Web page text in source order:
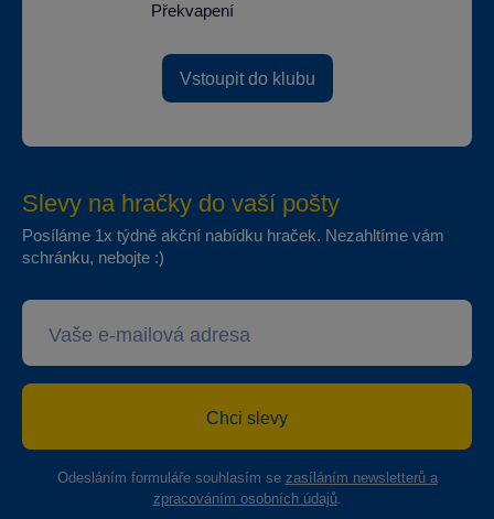
Překvapení
Vstoupit do klubu
Slevy na hračky do vaší pošty
Posíláme 1x týdně akční nabídku hraček. Nezahltíme vám
schránku, nebojte :)
Chci slevy
Odesláním formuláře souhlasím se zasíláním newsletterů a
zpracováním osobních údajů.